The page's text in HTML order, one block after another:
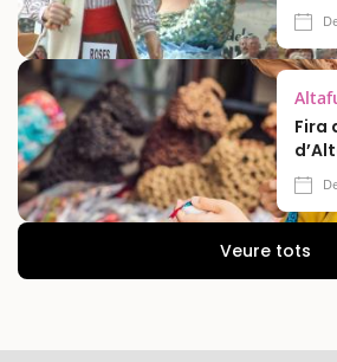
Fira
Veure tots